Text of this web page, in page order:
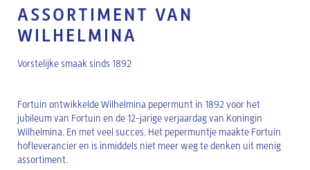
ASSORTIMENT VAN
WILHELMINA
Vorstelijke smaak sinds 1892
Fortuin ontwikkelde Wilhelmina pepermunt in 1892 voor het
jubileum van Fortuin en de 12-jarige verjaardag van Koningin
Wilhelmina. En met veel succes. Het pepermuntje maakte Fortuin
hofleverancier en is inmiddels niet meer weg te denken uit menig
assortiment.